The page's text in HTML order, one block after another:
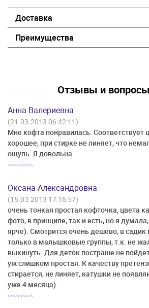
Доставка
Преимущества
Отзывы и вопросы
Анна Валериевна
(21.03.2013 06:42:11)
Мне кофта понравилась. Соответствует
хорошее, при стирке не линяет, что
ощупь. Я довольна.
Оксана Александровна
(15.03.2013 17:16:57)
очень тонкая простая кофточка, цвета
фото, в принципе, так и есть, но я
ярче). Смотрится очень дешево, в
только в малышковые группы, т.к. не
выкинуть. Для деток постраше не
уж слишком простая. К качеству
стирается, не линяет, катушки не
уже 4 месяца).